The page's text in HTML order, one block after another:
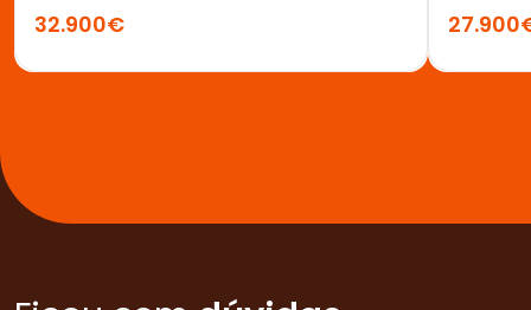
32.900€